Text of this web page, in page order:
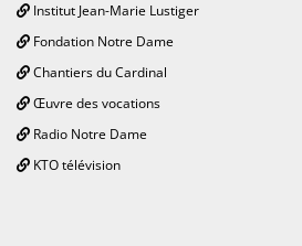
Institut Jean-Marie Lustiger
Fondation Notre Dame
Chantiers du Cardinal
Œuvre des vocations
Radio Notre Dame
KTO télévision